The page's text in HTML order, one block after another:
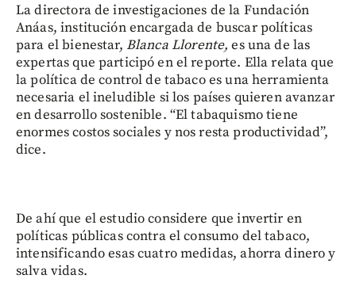
La directora de investigaciones de la Fundación
Anáas, institución encargada de buscar políticas
para el bienestar, Blanca Llorente,es una de las
expertas que participó en el reporte. Ella relata que
la política de control de tabaco es una herramienta
necesaria el ineludible si los países quieren avanzar
en desarrollo sostenible. “El tabaquismo tiene
enormes costos sociales y nos resta productividad”,
dice.
De ahí que el estudio considere que invertir en
políticas públicas contra el consumo del tabaco,
intensificando esas cuatro medidas, ahorra dinero y
salva vidas.